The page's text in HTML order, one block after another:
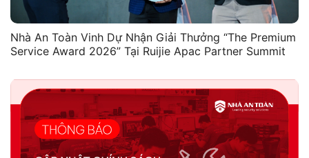
Nhà An Toàn Vinh Dự Nhận Giải Thưởng “The Premium
Service Award 2026” Tại Ruijie Apac Partner Summit